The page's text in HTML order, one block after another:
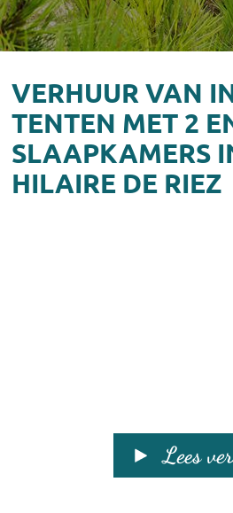
VERHUUR VAN
TENTEN MET 2
SLAAPKAMERS
HILAIRE DE RIEZ
Lees